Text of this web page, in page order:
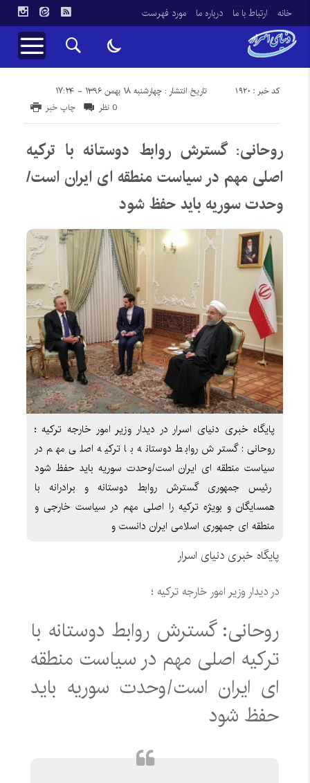
خانه ارتباط با ما درباره ما مورد فهرست
تاریخ انتشار : چهارشنبه ۱۸ بهمن ۱۳۹۶ - ۱۷:۲۴ کد خبر : 1920
چاپ خبر 0 نظر
روحانی: گسترش روابط دوستانه با ترکیه
اصلی مهم در سیاست منطقه ای ایران است/
وحدت سوریه باید حفظ شود
پایگاه خبری دنیای اسرار در دیدار وزیر امور خارجه ترکیه ؛
روحانی: گسترش روابط دوستانه با ترکیه اصلی مهم در
سیاست منطقه ای ایران است/وحدت سوریه باید حفظ شود
رئیس‌ جمهوری گسترش روابط دوستانه و برادرانه با
همسایگان و بویژه ترکیه را اصلی مهم در سیاست خارجی و
منطقه ای جمهوری اسلامی ایران دانست و
پایگاه خبری دنیای اسرار
در دیدار وزیر امور خارجه ترکیه ؛
روحانی: گسترش روابط دوستانه با
ترکیه اصلی مهم در سیاست منطقه
ای ایران است/وحدت سوریه باید
حفظ شود